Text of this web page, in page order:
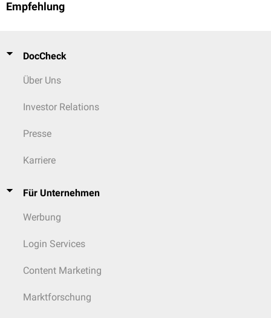
Empfehlung
DocCheck
Über Uns
Investor Relations
Presse
Karriere
Für Unternehmen
Werbung
Login Services
Content Marketing
Marktforschung